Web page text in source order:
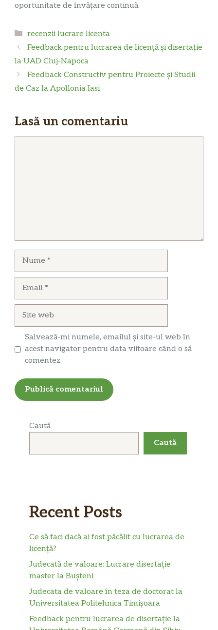
oportunitate de învățare continuă.
Categorii
recenzii lucrare licenta
Feedback pentru lucrarea de licență și disertație
la UAD Cluj-Napoca
Feedback Constructiv pentru Proiecte și Studii
de Caz la Apollonia Iasi
Lasă un comentariu
Salvează-mi numele, emailul și site-ul web în
acest navigator pentru data viitoare când o să
comentez.
Caută
Caută
Recent Posts
Ce să faci dacă ai fost păcălit cu lucrarea de
licență?
Judecată de valoare: Lucrare disertație
master la Bușteni
Judecata de valoare în teza de doctorat la
Universitatea Politehnica Timișoara
Feedback pentru lucrarea de disertație la